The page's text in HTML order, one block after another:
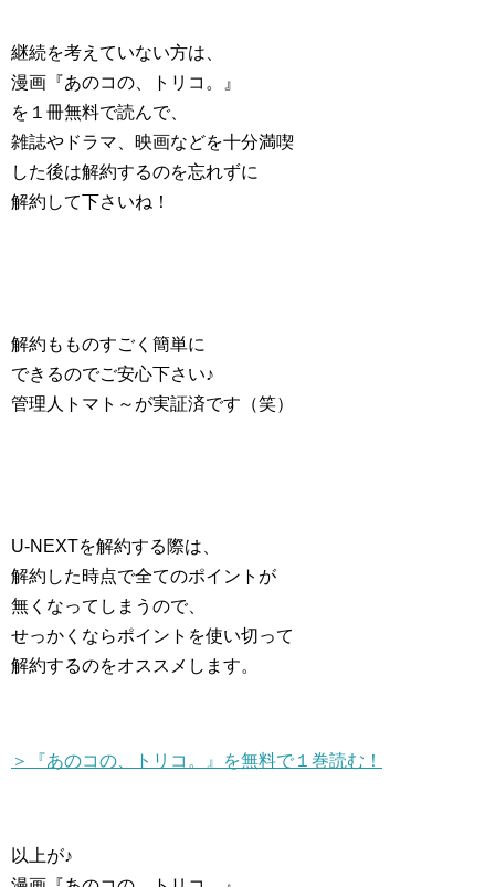
継続を考えていない方は、
漫画『あのコの、トリコ。』
を１冊無料で読んで、
雑誌やドラマ、映画などを十分満喫
した後は解約するのを忘れずに
解約して下さいね！
解約もものすごく簡単に
できるのでご安心下さい♪
管理人トマト～が実証済です（笑）
U-NEXTを解約する際は、
解約した時点で全てのポイントが
無くなってしまうので、
せっかくならポイントを使い切って
解約するのをオススメします。
＞『あのコの、トリコ。』を無料で１巻読む！
以上が♪